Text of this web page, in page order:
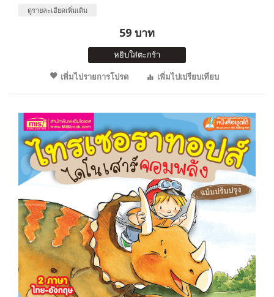
ดูรายละเอียดเพิ่มเติม
59 บาท
หยิบใส่ตะกร้า
เพิ่มไปรายการโปรด
เพิ่มไปเปรียบเทียบ